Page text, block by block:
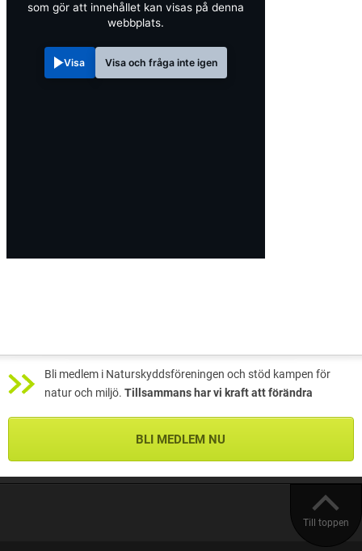
som gör att innehållet kan visas på denna
webbplats.
Visa Visa och fråga inte igen
Bli medlem i Naturskyddsföreningen och stöd kampen för
natur och miljö. Tillsammans har vi kraft att förändra
BLI MEDLEM NU
Till toppen